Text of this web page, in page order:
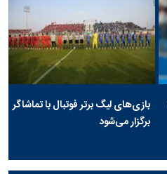
بازی‌های لیگ برتر فوتبال با تماشاگر
برگزار می‌شود